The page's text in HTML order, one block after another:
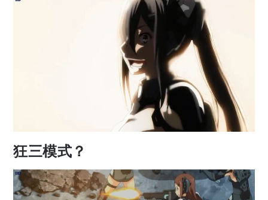
狂三模式？